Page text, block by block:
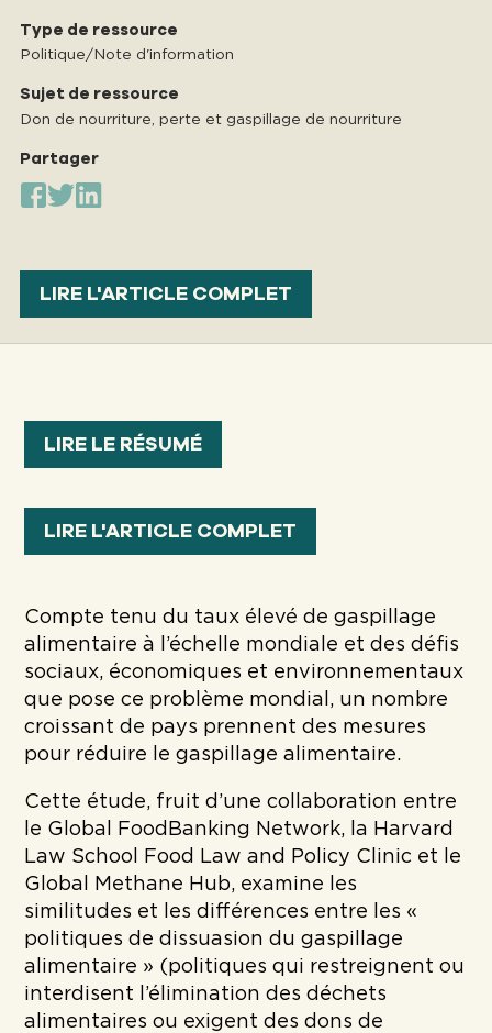
Type de ressource
Politique/Note d'information
Sujet de ressource
Don de nourriture, perte et gaspillage de nourriture
Partager
LIRE L'ARTICLE COMPLET
LIRE LE RÉSUMÉ
LIRE L'ARTICLE COMPLET
Compte tenu du taux élevé de gaspillage
alimentaire à l’échelle mondiale et des défis
sociaux, économiques et environnementaux
que pose ce problème mondial, un nombre
croissant de pays prennent des mesures
pour réduire le gaspillage alimentaire.
Cette étude, fruit d’une collaboration entre
le Global FoodBanking Network, la Harvard
Law School Food Law and Policy Clinic et le
Global Methane Hub, examine les
similitudes et les différences entre les «
politiques de dissuasion du gaspillage
alimentaire » (politiques qui restreignent ou
interdisent l’élimination des déchets
alimentaires ou exigent des dons de